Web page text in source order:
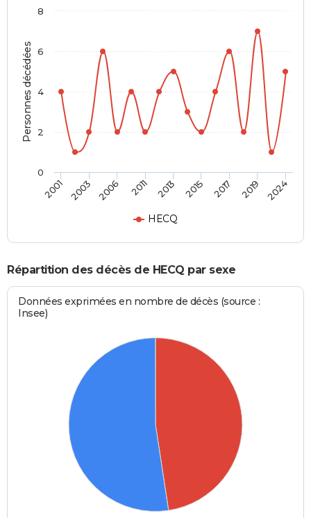
Personnes décédées
HECQ
2001 2003 2006 2011 2013 2015 2017 2019 2024
0
2
4
6
8
Répartition des décès de HECQ par sexe
Données exprimées en nombre de décès (source :
Insee)